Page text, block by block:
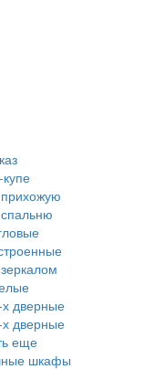
дверные
дверные
еще
шкафы